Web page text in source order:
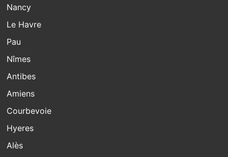
Nancy
Le Havre
Pau
Nîmes
Antibes
Amiens
Courbevoie
Hyeres
Alès